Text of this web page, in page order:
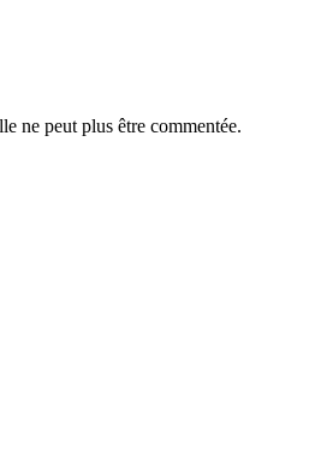
ne peut plus être commentée.